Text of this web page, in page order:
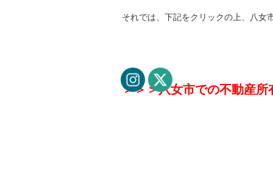
それでは、下記をクリックの上、八女
＞＞＞八女市での不動産